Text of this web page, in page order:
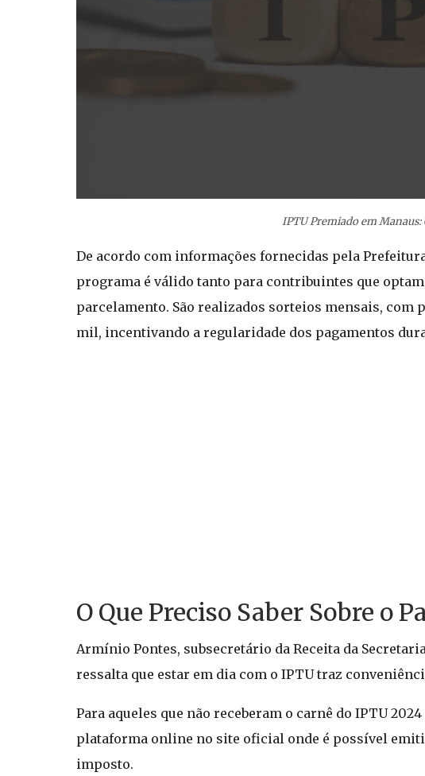
IPTU Premiado em
De acordo com informações fornecidas pela
programa é válido tanto para contribuintes que
parcelamento. São realizados sorteios mensais,
mil, incentivando a regularidade dos pagamentos
O Que Preciso Saber Sobre o
Armínio Pontes, subsecretário da Receita da
ressalta que estar em dia com o IPTU traz
Para aqueles que não receberam o carnê do IPTU
plataforma online no site oficial onde é possível
imposto.